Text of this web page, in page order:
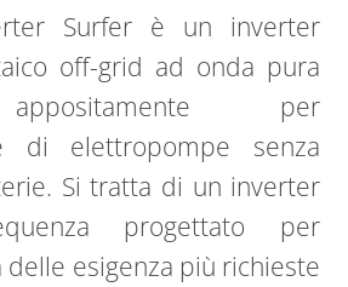
Surfer è un inverter
off-grid ad onda pura
per
di elettropompe senza
Si tratta di un inverter
progettato per
esigenza più richieste